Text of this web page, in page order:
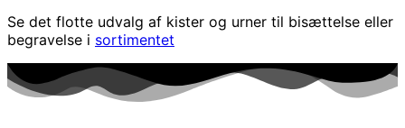
Se det flotte udvalg af kister og urner til bisættelse eller
begravelse i sortimentet